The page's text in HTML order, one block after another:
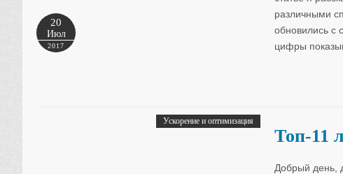
20
Июл
2017
различными
обновились с
цифры
Ускорение и оптимизация
Топ-11
Добрый день,